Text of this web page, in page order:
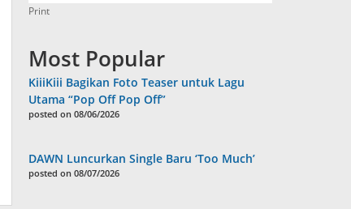
Print
Most Popular
KiiiKiii Bagikan Foto Teaser untuk Lagu
Utama “Pop Off Pop Off”
posted on 08/06/2026
DAWN Luncurkan Single Baru ‘Too Much’
posted on 08/07/2026